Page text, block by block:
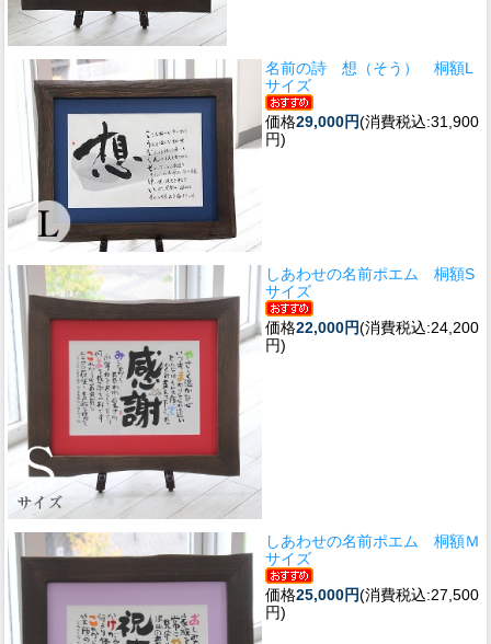
名前の詩 想（そう） 桐額L
サイズ
価格29,000円(消費税込:31,900
円)
しあわせの名前ポエム 桐額S
サイズ
価格22,000円(消費税込:24,200
円)
しあわせの名前ポエム 桐額Ｍ
サイズ
価格25,000円(消費税込:27,500
円)